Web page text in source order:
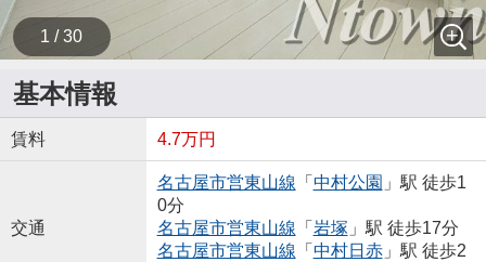
1 / 30
基本情報
賃料 4.7万円
交通
名古屋市営東山線 「 中村公園 」駅 徒歩1
0分
名古屋市営東山線 「 岩塚 」駅 徒歩17分
名古屋市営東山線 「 中村日赤」駅 徒歩2